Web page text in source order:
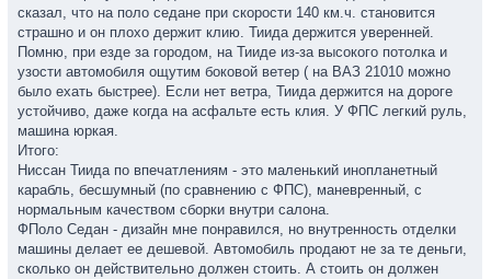
сказал, что на поло седане при скорости 140 км.ч. становится
страшно и он плохо держит клию. Тиида держится уверенней.
Помню, при езде за городом, на Тииде из-за высокого потолка и
узости автомобиля ощутим боковой ветер ( на ВАЗ 21010 можно
было ехать быстрее). Если нет ветра, Тиида держится на дороге
устойчиво, даже когда на асфальте есть клия. У ФПС легкий руль,
машина юркая.
Итого:
Ниссан Тиида по впечатлениям - это маленький инопланетный
карабль, бесшумный (по сравнению с ФПС), маневренный, с
нормальным качеством сборки внутри салона.
ФПоло Седан - дизайн мне понравился, но внутренность отделки
машины делает ее дешевой. Автомобиль продают не за те деньги,
сколько он действительно должен стоить. А стоить он должен